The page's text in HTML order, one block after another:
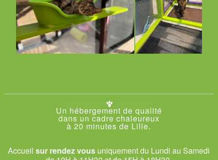
Un hébergement de qualité
dans un cadre chaleureux
à 20 minutes de Lille.
Accueilsur rendez vous uniquement du Lundi au Samedi